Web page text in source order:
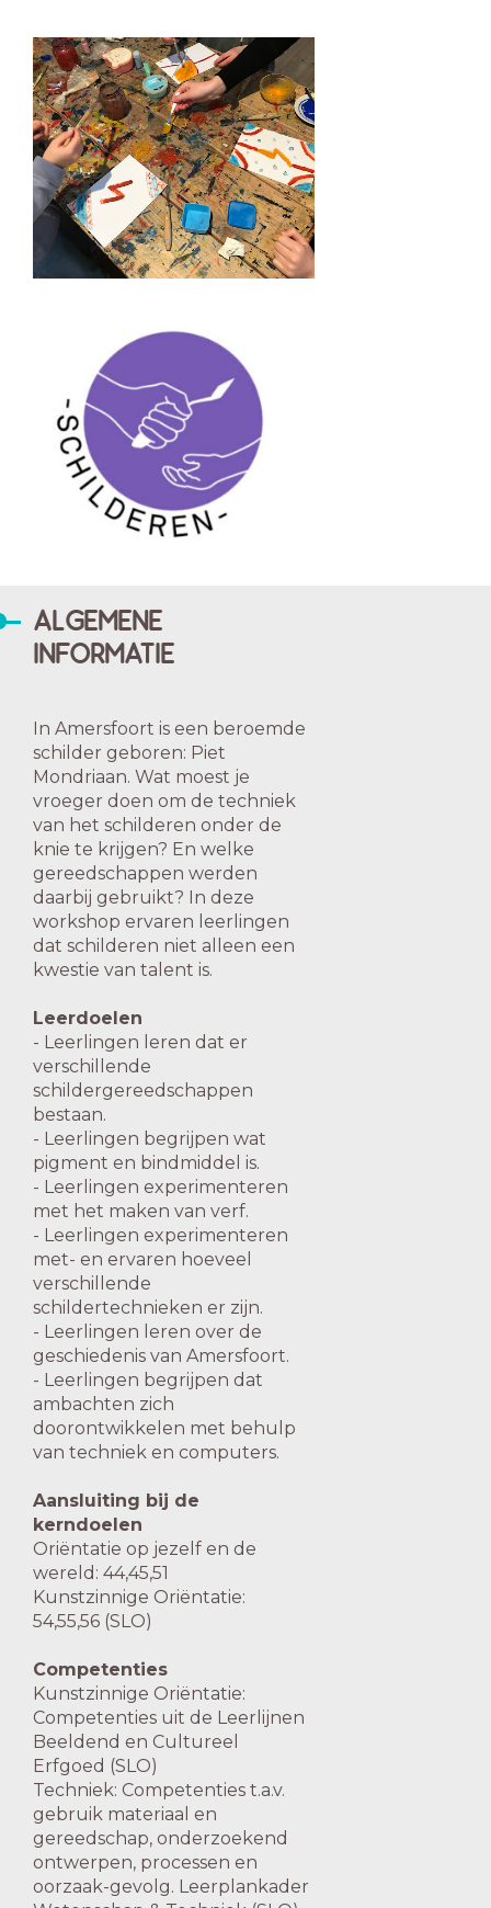
ALGEMENE
INFORMATIE
In Amersfoort is een beroemde
schilder geboren: Piet
Mondriaan. Wat moest je
vroeger doen om de techniek
van het schilderen onder de
knie te krijgen? En welke
gereedschappen werden
daarbij gebruikt? In deze
workshop ervaren leerlingen
dat schilderen niet alleen een
kwestie van talent is.
Leerdoelen
- Leerlingen leren dat er
verschillende
schildergereedschappen
bestaan.
- Leerlingen begrijpen wat
pigment en bindmiddel is.
- Leerlingen experimenteren
met het maken van verf.
- Leerlingen experimenteren
met- en ervaren hoeveel
verschillende
schildertechnieken er zijn.
- Leerlingen leren over de
geschiedenis van Amersfoort.
- Leerlingen begrijpen dat
ambachten zich
doorontwikkelen met behulp
van techniek en computers.
Aansluiting bij de
kerndoelen
Oriëntatie op jezelf en de
wereld: 44,45,51
Kunstzinnige Oriëntatie:
54,55,56 (SLO)
Competenties
Kunstzinnige Oriëntatie:
Competenties uit de Leerlijnen
Beeldend en Cultureel
Erfgoed (SLO)
Techniek: Competenties t.a.v.
gebruik materiaal en
gereedschap, onderzoekend
ontwerpen, processen en
oorzaak-gevolg. Leerplankader